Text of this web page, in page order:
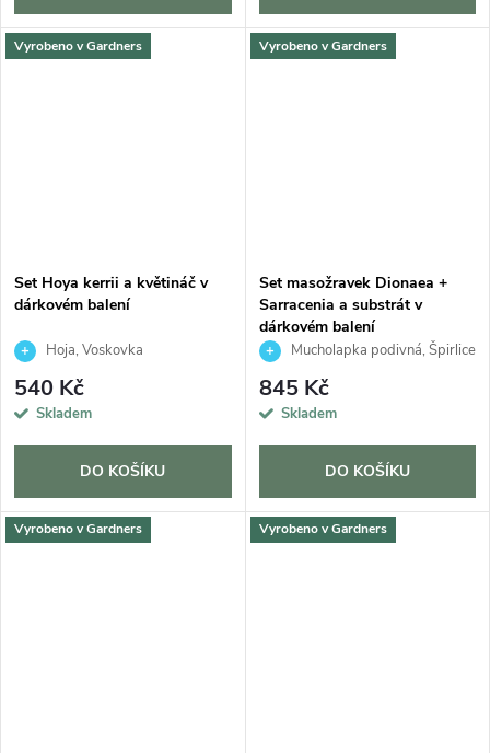
Vyrobeno v Gardners
Set Hoya kerrii a květináč v
dárkovém balení
Hoja, Voskovka
540 Kč
Skladem
DO KOŠÍKU
Vyrobeno v Gardners
Set masožravek Dionaea +
Sarracenia a substrát v
dárkovém balení
Mucholapka podivná, Špirlice
845 Kč
Skladem
DO KOŠÍKU
Vyrobeno v Gardners Vyrobeno v Gardners